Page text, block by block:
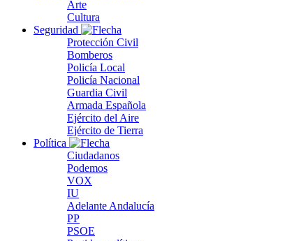
Arte
Cultura
Seguridad
Protección Civil
Bomberos
Policía Local
Policía Nacional
Guardia Civil
Armada Española
Ejército del Aire
Ejército de Tierra
Política
Ciudadanos
Podemos
VOX
IU
Adelante Andalucía
PP
PSOE